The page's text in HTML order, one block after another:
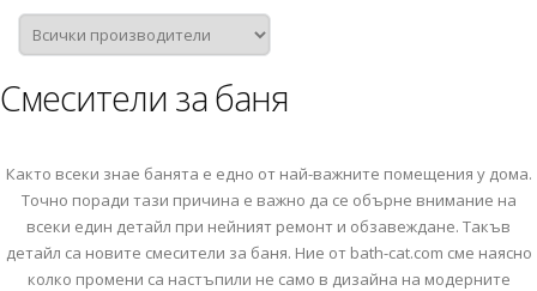
Смесители за баня
Както всеки знае банята е едно от най-важните помещения у дома.
Точно поради тази причина е важно да се обърне внимание на
всеки един детайл при нейният ремонт и обзавеждане. Такъв
детайл са новите смесители за баня. Ние от bath-cat.com сме наясно
колко промени са настъпили не само в дизайна на модерните